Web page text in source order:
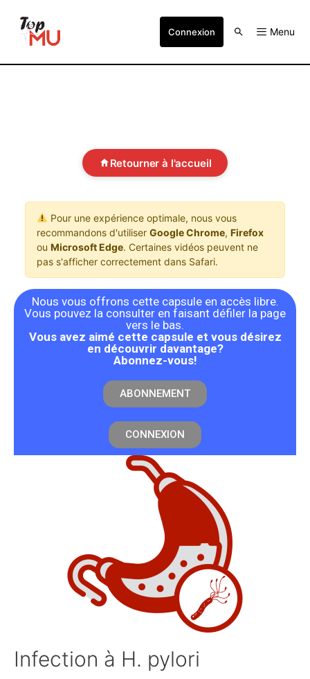
Connexion Menu
Retourner à l'accueil
Pour une expérience optimale, nous vous
recommandons d'utiliser Google Chrome, Firefox
ou Microsoft Edge. Certaines vidéos peuvent ne
pas s'afficher correctement dans Safari.
Nous vous offrons cette capsule en accès libre.
Vous pouvez la consulter en faisant défiler la page
vers le bas.
Vous avez aimé cette capsule et vous désirez
en découvrir davantage?
Abonnez-vous!
ABONNEMENT
CONNEXION
Infection à H. pylori